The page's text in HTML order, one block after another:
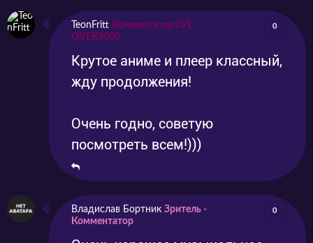
TeonFritt Комментатор LVL
OVER9000
0
Крутое аниме и плеер классный,
жду продолжения!
Очень годно, советую
посмотреть всем!)))
Владислав Бортник Зритель -
Комментатор
0